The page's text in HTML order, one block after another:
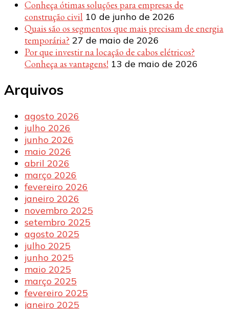
Conheça ótimas soluções para empresas de
construção civil 10 de junho de 2026
Quais são os segmentos que mais precisam de energia
temporária? 27 de maio de 2026
Por que investir na locação de cabos elétricos?
Conheça as vantagens! 13 de maio de 2026
Arquivos
agosto 2026
julho 2026
junho 2026
maio 2026
abril 2026
março 2026
fevereiro 2026
janeiro 2026
novembro 2025
setembro 2025
agosto 2025
julho 2025
junho 2025
maio 2025
março 2025
fevereiro 2025
janeiro 2025